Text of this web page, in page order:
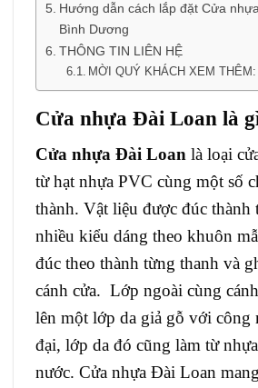
Hướng dẫn cách lắp đặt Cửa
Bình Dương
THÔNG TIN LIÊN HỆ
MỜI QUÝ KHÁCH XEM THÊM:
Cửa nhựa Đài Loan là
Cửa nhựa Đài Loan là loại
từ hạt nhựa PVC cùng một số
thành. Vật liệu được đúc thành
nhiều kiểu dáng theo khuôn
đúc theo thành từng thanh và
cánh cửa. Lớp ngoài cùng
lên một lớp da giả gỗ với công
đại, lớp da đó cũng làm từ
nước. Cửa nhựa Đài Loan